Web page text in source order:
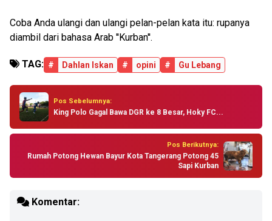
Coba Anda ulangi dan ulangi pelan-pelan kata itu: rupanya
diambil dari bahasa Arab ''Kurban''.
TAG: # Dahlan Iskan # opini # Gu Lebang
Pos Sebelumnya:
King Polo Gagal Bawa DGR ke 8 Besar, Hoky FC...
Pos Berikutnya:
Rumah Potong Hewan Bayur Kota Tangerang Potong 45
Sapi Kurban
Komentar: